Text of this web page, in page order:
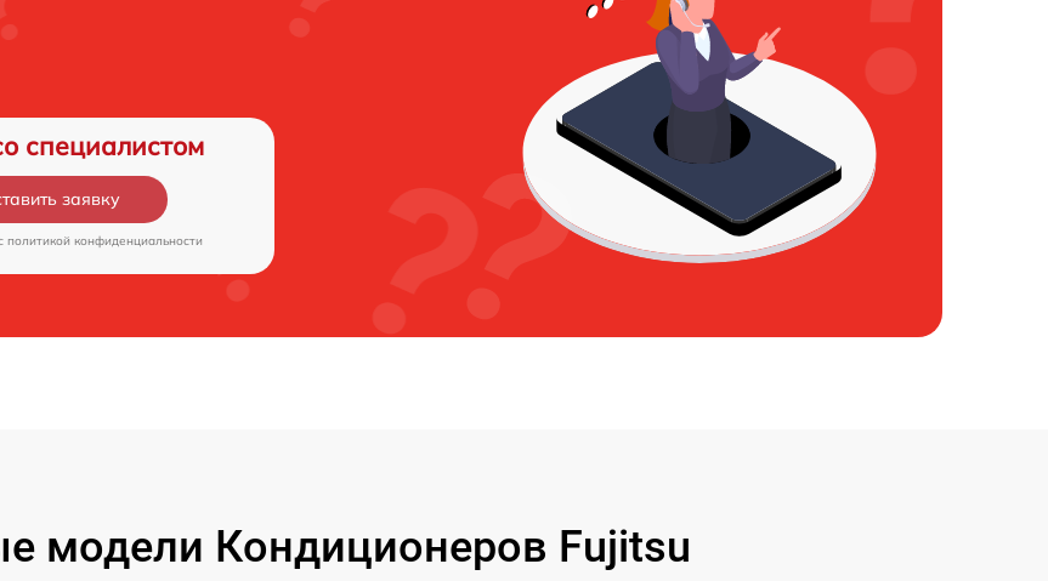
специалистом
заявку
политикой конфиденциальности
модели Кондиционеров Fujitsu